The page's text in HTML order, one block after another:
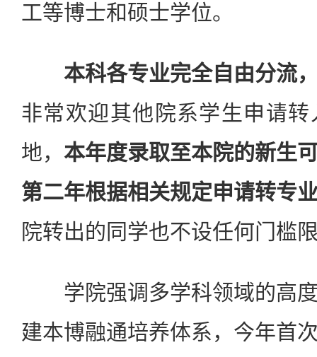
工等博士和硕士学位。
本科各专业完全自由分流
非常欢迎其他院系学生申请
地， 本年度录取至本院的新生
第二年根据相关规定申请转专
院转出的同学也不设任何门槛
学院强调多学科领域的高度
建本博融通培养体系，今年首